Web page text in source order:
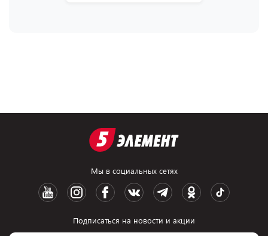
Мы в социальных сетях
Подписаться на новости и акции